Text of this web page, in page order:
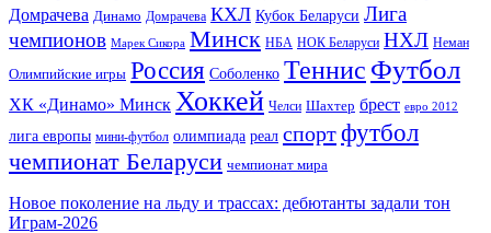
Домрачева Динамо Домрачева КХЛ Кубок Беларуси Лига
чемпионов Марек Сикора Минск НБА НОК Беларуси НХЛ Неман
Олимпийские игры Россия Соболенко Теннис Футбол
ХК «Динамо» Минск Хоккей Челси Шахтер брест евро 2012
лига европы мини-футбол олимпиада реал спортфутбол
чемпионат Беларуси чемпионат мира
Новое поколение на льду и трассах: дебютанты задали тон
Играм-2026